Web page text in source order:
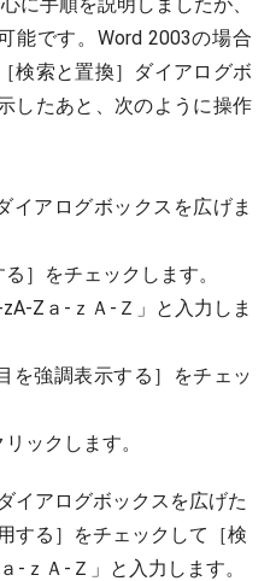
能です。Word 2003の場合
検索と置換］ダイアログボ
したあと、次のように操作
イアログボックスを広げま
］をチェックします。
Zａ-ｚＡ-Ｚ」と入力しま
を強調表示する］をチェッ
ックします。